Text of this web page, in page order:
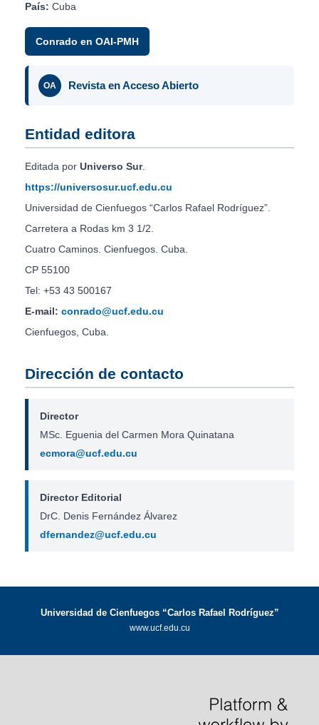
País: Cuba
Conrado en OAI-PMH
OA Revista en Acceso Abierto
Entidad editora
Editada por Universo Sur.
https://universosur.ucf.edu.cu
Universidad de Cienfuegos “Carlos Rafael Rodríguez”.
Carretera a Rodas km 3 1/2.
Cuatro Caminos. Cienfuegos. Cuba.
CP 55100
Tel: +53 43 500167
E-mail: conrado@ucf.edu.cu
Cienfuegos, Cuba.
Dirección de contacto
Director
MSc. Eguenia del Carmen Mora Quinatana
ecmora@ucf.edu.cu
Director Editorial
DrC. Denis Fernández Álvarez
dfernandez@ucf.edu.cu
Universidad de Cienfuegos “Carlos Rafael Rodríguez”
www.ucf.edu.cu